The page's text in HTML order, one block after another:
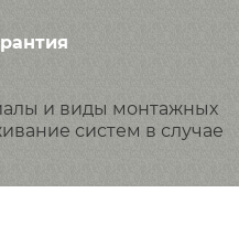
и виды монтажных
систем в случае